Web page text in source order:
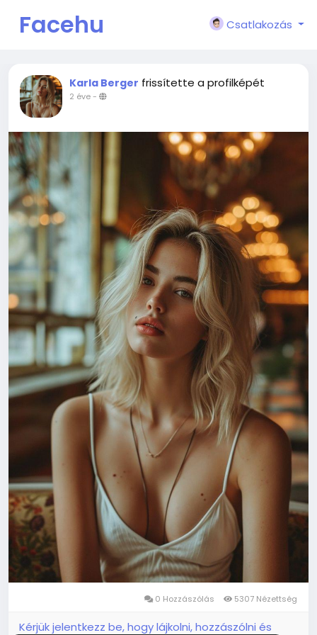
Facehu
n
Csatlakozás
Karla Berger frissítette a profilképét
2 éve-
0 Hozzászólás 5307 Nézettség
Kérjük jelentkezz be, hogy lájkolni, hozzászólni és